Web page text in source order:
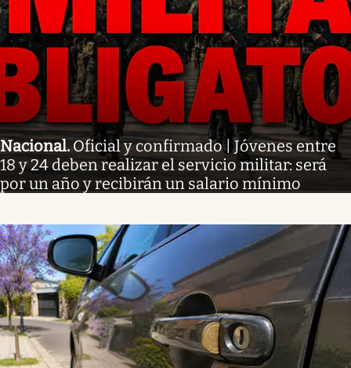
Nacional. Oficial y confirmado | Jóvenes entre
18 y 24 deben realizar el servicio militar: será
por un año y recibirán un salario mínimo